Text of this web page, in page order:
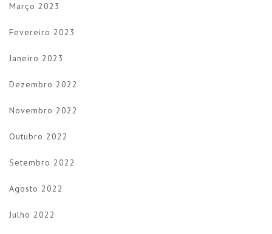
Março 2023
Fevereiro 2023
Janeiro 2023
Dezembro 2022
Novembro 2022
Outubro 2022
Setembro 2022
Agosto 2022
Julho 2022